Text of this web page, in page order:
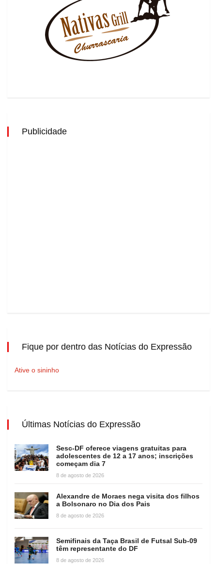
Publicidade
Fique por dentro das Notícias do Expressão
Ative o sininho
Últimas Notícias do Expressão
Sesc-DF oferece viagens gratuitas para
adolescentes de 12 a 17 anos; inscrições
começam dia 7
8 de agosto de 2026
Alexandre de Moraes nega visita dos filhos
a Bolsonaro no Dia dos Pais
8 de agosto de 2026
Semifinais da Taça Brasil de Futsal Sub-09
têm representante do DF
8 de agosto de 2026